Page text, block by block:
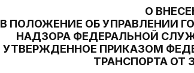
О
В ПОЛОЖЕНИЕ ОБ УПРАВЛЕНИИ
НАДЗОРА ФЕДЕРАЛЬНОЙ
УТВЕРЖДЕННОЕ ПРИКАЗОМ
ТРАНСПОРТА ОТ